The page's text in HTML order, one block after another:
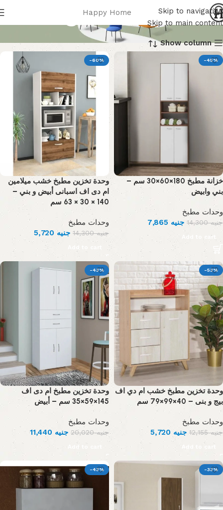
Skip to navigation
Skip to main content
Happy Home
وحدات مطبخ
Show column
-45%
خزانة مطبخ 180×60×30 سم –
بني وابيض
وحدات مطبخ
جنيه14,300 جنيه
Add to cart
-60%
وحدة تخزين مطبخ خشب ميلامين
ام دى اف اسبانى أبيض و بني –
140 × 30 × 63 سم
وحدات مطبخ
جنيه14,300 جنيه
-53%
وحدة تخزين مطبخ خشب ام دي اف
بيج و بنى – 40×99×79 سم
وحدات مطبخ
جنيه12,155 جنيه
Add to cart
-43%
وحدة تخزين مطبخ ام دى اف
145×59×35 سم – أبيض
وحدات مطبخ
جنيه20,020 جنيه
Add to cart
-33%
-43%